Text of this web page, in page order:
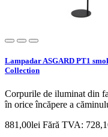
Lampadar ASGARD PT1
Collection
Corpurile de iluminat din
în orice încăpere a
881,00lei Fără TVA: